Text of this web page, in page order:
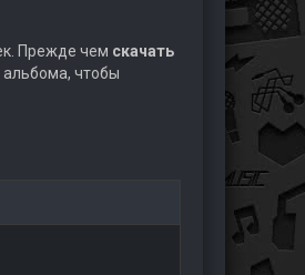
Прежде чем скачать
чтобы